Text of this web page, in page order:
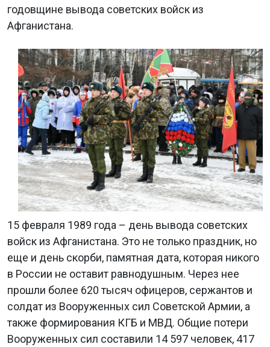
годовщине вывода советских войск из
Афганистана.
15 февраля 1989 года – день вывода советских
войск из Афганистана. Это не только праздник, но
еще и день скорби, памятная дата, которая никого
в России не оставит равнодушным. Через нее
прошли более 620 тысяч офицеров, сержантов и
солдат из Вооруженных сил Советской Армии, а
также формирования КГБ и МВД. Общие потери
Вооруженных сил составили 14 597 человек, 417